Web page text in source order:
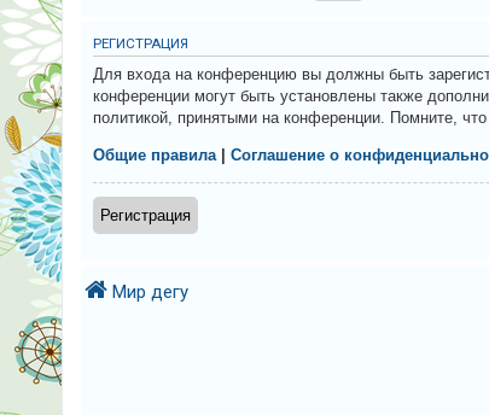
е
м
ы
б
е
з
о
т
в
т
о
в
РЕГИСТРАЦИЯ
Для входа на конференцию вы должны быть
конференции могут быть установлены также
политикой, принятыми на конференции. Помните,
Общие правила|Соглашение о
Регистрация
Мир дегу